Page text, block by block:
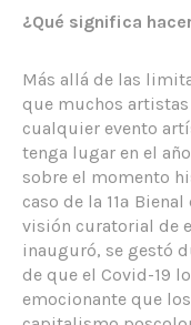
¿Qué significa
Más allá de las
que muchos
cualquier evento
tenga lugar en el
sobre el momento
caso de la 11ª
visión curatorial de
inauguró, se gestó
de que el Covid-19
emocionante que